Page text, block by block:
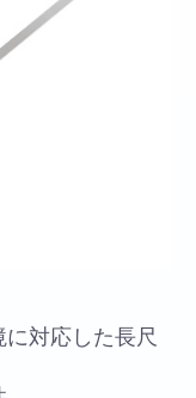
対応した長尺